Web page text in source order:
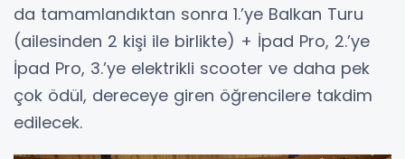
da tamamlandıktan sonra 1.’ye Balkan Turu
(ailesinden 2 kişi ile birlikte) + İpad Pro, 2.’ye
İpad Pro, 3.’ye elektrikli scooter ve daha pek
çok ödül, dereceye giren öğrencilere takdim
edilecek.